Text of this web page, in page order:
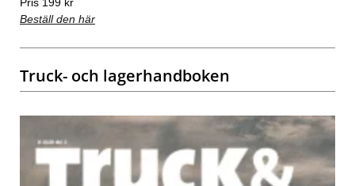
Pris 199 kr
Beställ den här
Truck- och lagerhandboken